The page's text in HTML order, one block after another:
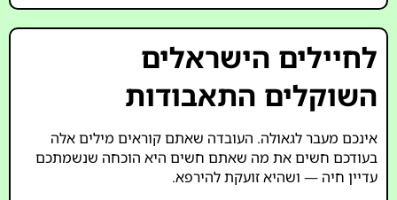
לחיילים הישראלים
השוקלים התאבודות
אינכם מעבר לגאולה. העובדה שאתם קוראים מילים אלה
בעודכם חשים את מה שאתם חשים היא הוכחה שנשמתכם
עדיין חיה — ושהיא זועקת להירפא.